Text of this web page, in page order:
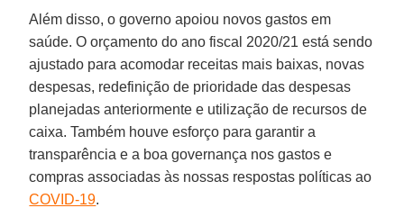
Além disso, o governo apoiou novos gastos em
saúde. O orçamento do ano fiscal 2020/21 está sendo
ajustado para acomodar receitas mais baixas, novas
despesas, redefinição de prioridade das despesas
planejadas anteriormente e utilização de recursos de
caixa. Também houve esforço para garantir a
transparência e a boa governança nos gastos e
compras associadas às nossas respostas políticas ao
COVID-19.